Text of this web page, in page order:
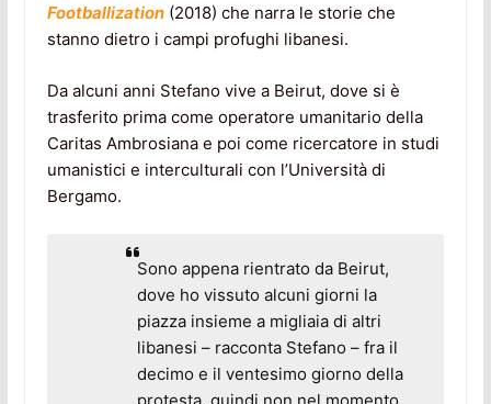
Footballization (2018) che narra le storie che
stanno dietro i campi profughi libanesi.
Da alcuni anni Stefano vive a Beirut, dove si è
trasferito prima come operatore umanitario della
Caritas Ambrosiana e poi come ricercatore in studi
umanistici e interculturali con l’Università di
Bergamo.
Sono appena rientrato da Beirut,
dove ho vissuto alcuni giorni la
piazza insieme a migliaia di altri
libanesi – racconta Stefano – fra il
decimo e il ventesimo giorno della